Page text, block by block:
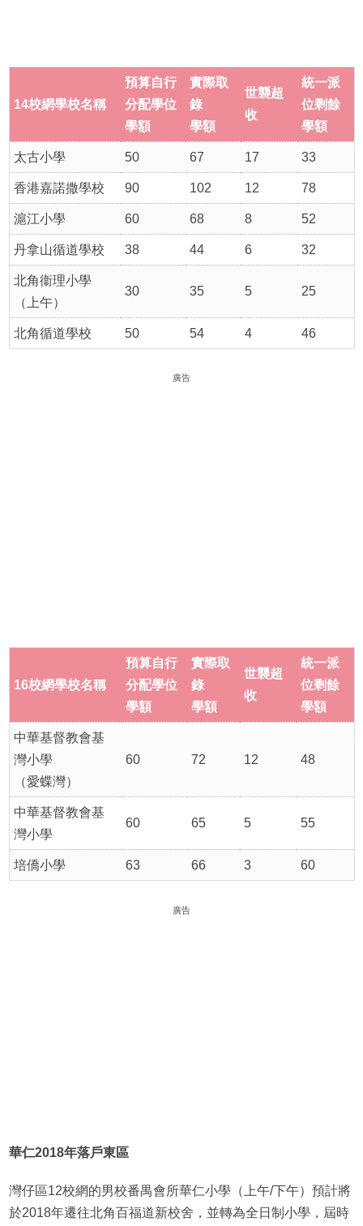
14校網學校名稱
預算自行
分配學位
學額
實際取
錄
學額
世襲超
收
統一派
位剩餘
學額
太古小學 50 67 17 33
香港嘉諾撒學校 90 102 12 78
滬江小學 60 68 8 52
丹拿山循道學校 38 44 6 32
北角衞理小學
（上午）
30 35 5 25
北角循道學校 50 54 4 46
廣告
16校網學校名稱
預算自行
分配學位
學額
實際取
錄
學額
世襲超
收
統一派
位剩餘
學額
中華基督教會基
灣小學
（愛蝶灣）
60 72 12 48
中華基督教會基
灣小學
60 65 5 55
培僑小學 63 66 3 60
廣告
華仁2018年落戶東區
灣仔區12校網的男校番禺會所華仁小學（上午/下午）預計將
於2018年遷往北角百福道新校舍，並轉為全日制小學，屆時